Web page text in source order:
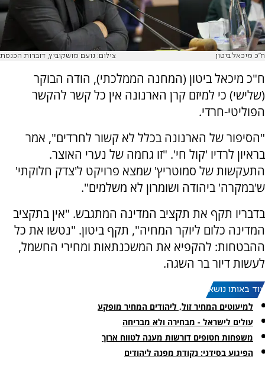
ח"כ מיכאל ביטון צילום: נועם מושקוביץ, דוברות הכנסת
ח"כ מיכאל ביטון (המחנה הממלכתי), הודה הבוקר
(שלישי) כי למיזם קרן הארנונה אין כל קשר להקשר
הפוליטי-חרדי.
"הסיפור של הארנונה בכלל לא קשור לחרדים", אמר
בראיון לרדיו 'קול חי'. "זו גחמה של נערי האוצר.
התעקשות של סמוטריץ' שמצא פרויקט ל'צדק חלוקתי'
ש'במקרה' ביהודה ושומרון לא משלמים".
בדבריו תקף את תקציב המדינה המתגבש. "אין בתקציב
המדינה כלום ליוקר המחיה", תקף ביטון. "נטשו את כל
ההבטחות: להקפיא את המשכנתאות ומחירי החשמל,
לעשות דיור בר השגה.
עוד באותו נושא:
למיעוטים המחיר זול, ליהודים המחיר מופקע
עולים לישראל - מבחירה ולא מבריחה
משפחות חטופים דורשות מענה לטווח ארוך
הפיגוע בסידני: נקודת מפנה ליהודים